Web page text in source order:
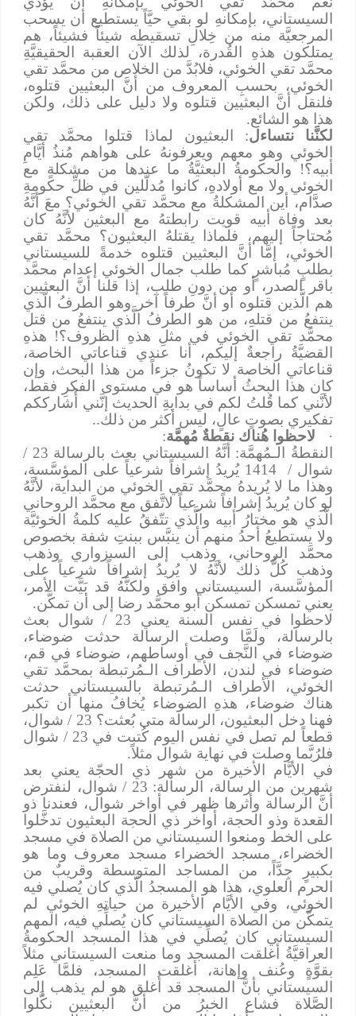
السيستاني، بإمكانهِ لو بقي حيَّاً يستطيع أن يسحب
المرجعيَّة منه من خِلالِ تسقيطه شيئاً فشيئاً، هم
يمتلكون هذهِ القُدرة، لذلك الآن العقبة الحقيقيَّةِ
محمَّد تقي الخوئي، فلابُدَّ من الخلاص من محمَّد تقي
الخوئي، بحسبِ المعروف من أنَّ البعثيين قتلوه،
فلنقل أنَّ البعثيين قتلوه ولا دليل على ذلك، ولكن
هذا هو الشائع.
لكنَّنا نتساءل: البعثيون لماذا قتلوا محمَّد تقي
الخوئي وهو معهم ويعرفونهُ على هواهم مُنذُ أيَّامِ
أبيه؟! والحكومةُ البعثيَّةُ ما عندها من مشكلةٍ مع
الخوئي ولا مع أولادهِ، كانوا مُدلَّلين في ظلِّ حكومةِ
صدَّام، أين المشكلةُ مع محمَّد تقي الخوئي؟ معَ أنَّهُ
بعد وفاة أبيه قويت رابطتهُ مع البعثين لأنَّهُ كان
مُحتاجاً إليهم، فلماذا يقتلهُ البعثيون؟ محمَّد تقي
الخوئي، إمَّا أنَّ البعثيين قتلوه خدمةً للسيستاني
بطلبٍ مُباشرٍ كما طلب جمال الخوئي إعدام محمَّد
باقر الصدر، أو من دونِ طلب، إذا قلنا أنَّ البعثيين
هم الَّذين قتلوه أو أنَّ طرفاً آخر وهو الطرفُ الَّذي
ينتفعُ من قتلهِ، من هو الطرفُ الَّذي ينتفعُ من قتل
محمَّد تقي الخوئي في مثلِ هذهِ الظروف؟! هذهِ
القضيَّةُ راجعةٌ إليكم، أنا عندي قناعاتي الخاصة،
قناعاتي الخاصة لا تكونُ جزءاً من هذا البحث، وإن
كان هذا البحثُ أساساً هو في مستوى الفكرِ فقط،
لأنَّني كما قُلتُ لكم في بدايةِ الحديث إنَّني أُشارككم
تفكيري بصوتٍ عالٍ، ليس أكثر من ذلك..
لاحظوا هُناك نقطةٌ مُهمَّة:
النقطةُ الـمُهمَّة: أنَّهُ السيستاني بعث بالرسالة 23 /
شوال /
1414 يُريدُ إشرافاً شرعياً على المؤسَّسة،
وهذا ما لا يُريدهُ محمَّد تقي الخوئي من البداية، لأنَّهُ
لو كان يُريدُ إشرافاً شرعياً لاتَّفق مع محمَّد الروحاني
الَّذي هو مختارُ أبيه والَّذي تتّفقُ عليه كلمةُ الخوئيَّة
ولا يستطيعُ أحدُ منهم أن ينبَّس ببنتِ شفة بخصوص
محمَّد الروحاني، وذهب إلى السبزواري وذهب
وذهب كُلُّ ذلك لأنَّهُ لا يُريدُ إشرافاً شرعياً على
المؤسَّسة، السيستاني وافق ولكنَّهُ قد بَيَّت الأمر،
يعني تمسكن تمسكن أبو محمَّد رضا إلى أن تمكَّن.
لاحظوا في نفس السنة يعني 23 / شوال بعث
بالرسالة، ولَمَّا وصلت الرسالة حدثت ضوضاء،
ضوضاء في النَّجف في أوساطهم، ضوضاء في قم،
ضوضاء في لندن، الأطراف الـمُرتبطة بمحمَّد تقي
الخوئي، الأطراف الـمُرتبطة بالسيستاني حدثت
هناك ضوضاء، هذهِ الضوضاء يُخافُ منها أن تكبر
فهنا دخل البعثيون، الرسالة متى بُعثت؟ 23 / شوال،
قطعاً لم تصل في نفس اليوم كُتبت في 23 / شوال
فلرُبَّما وصلت في نهاية شوال مثلاً.
في الأيَّام الأخيرة من شهر ذي الحجّة يعني بعد
شهرين من الرسالة، الرسالة: 23 / شوال، لنفترض
أنَّ الرسالة وأثرها ظهر في أواخر شوال، فعندنا ذو
القعدة وذو الحجة، أواخر ذي الحجة البعثيون تدخَّلوا
على الخط ومنعوا السيستاني من الصلاة في مسجد
الخضراء، مسجد الخضراء مسجد معروف وما هو
بكبيرٍ جِدَّاً، من المساجد المتوسطة وقريبٌ من
الحرم العلوي، هذا هو المسجدُ الَّذي كان يُصلي فيه
الخوئي، وفي الأيَّام الأخيرة من حياتهِ الخوئي لم
يتمكَّن من الصلاة السيستاني كان يُصلِّي فيه، المهم
السيستاني كان يُصلِّي في هذا المسجد الحكومةُ
العراقيَّةُ أغلقت المسجد وما منعت السيستاني مثلاً
بقوَّةٍ وعُنف وإهانة، أغلقت المسجد، فلمَّا عَلِم
السيستاني بأنَّ المسجد قد أُغلق هو لم يذهب إلى
الصَّلاة فشاع الخبرُ من أنَّ البعثيين نكَّلوا